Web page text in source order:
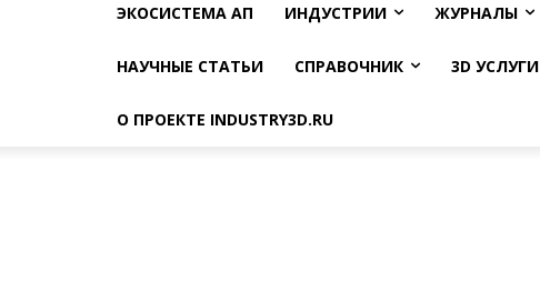
ЭКОСИСТЕМА АП ИНДУСТРИИ ЖУРНАЛЫ
НАУЧНЫЕ СТАТЬИ СПРАВОЧНИК 3D УСЛУГИ
О ПРОЕКТЕ INDUSTRY3D.RU